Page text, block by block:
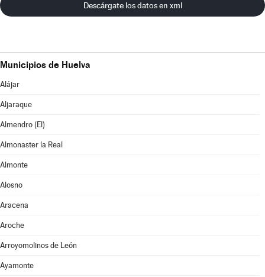
Descárgate los datos en xml
Municipios de Huelva
Alájar
Aljaraque
Almendro (El)
Almonaster la Real
Almonte
Alosno
Aracena
Aroche
Arroyomolinos de León
Ayamonte